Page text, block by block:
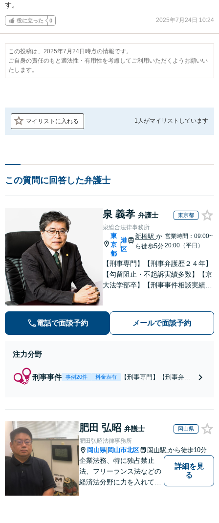
す。
役に立った 0 2025年7月24日 10:24
この投稿は、2025年7月24日時点の情報です。
ご自身の責任のもと適法性・有用性を考慮してご利用いただくようお願いい
たします。
マイリストに入れる 1人がマイリストしています
この質問に回答した弁護士
泉 義孝 弁護士 東京都
泉総合法律事務所
東
京
都
|
港
区
新橋駅か
ら徒歩5分
営業時間：09:00~
20:00（平日）
【刑事専門】【刑事弁護歴２４年】
【勾留阻止・不起訴実績多数】【京
大法学部卒】【刑事事件相談実績77
【弁護士泉義孝が相談、刑事弁護を
担当】【逮捕・勾留でお悩みの方は
電話で面談予約 メールで面談予約
注力分野
刑事事件 事例20件 料金表有
【刑事専門】【刑事弁護
金原則２２万円（税
込）】【弁護士泉義孝が
相談、弁護を直接担当】
逮捕されお困りの方は是
非弁護士泉義孝にご相談
ご依頼下さい。
肥田 弘昭 弁護士 岡山県
肥田弘昭法律事務所
岡山県| 岡山市北区 岡山駅 から徒歩10分
企業法務、特に独占禁止
法、フリーランス法などの
経済法分野に力を入れてい
詳細を見
る